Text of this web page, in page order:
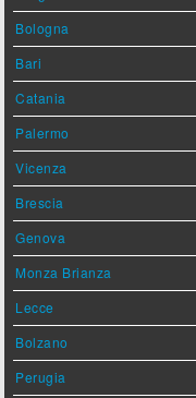
Bologna
Bari
Catania
Palermo
Vicenza
Brescia
Genova
Monza Brianza
Lecce
Bolzano
Perugia